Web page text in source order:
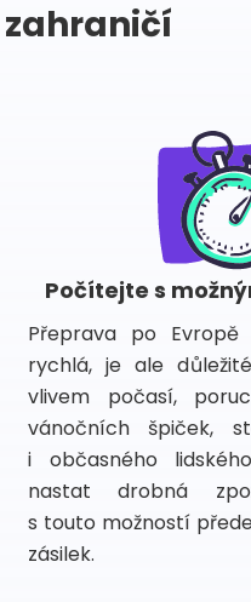
Počítejte s
Přeprava po
rychlá, je ale
vlivem počasí,
vánočních špiček,
i občasného
nastat drobná
s touto možností
zásilek.